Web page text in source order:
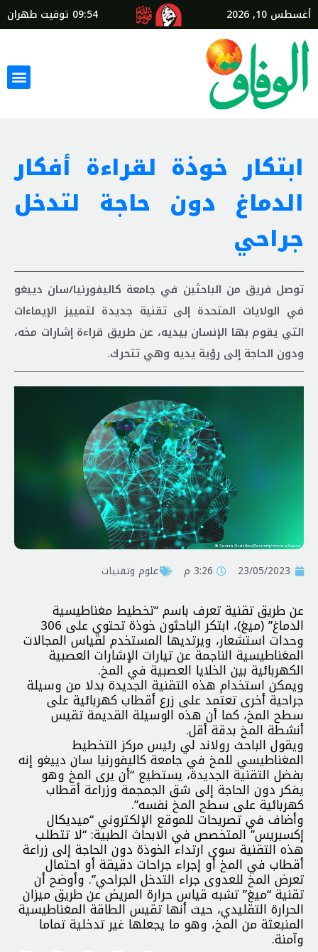
أغسطس 10, 2026 09:54 توقيت طهران
ابتكار خوذة لقراءة أفكار
الدماغ دون حاجة لتدخل
جراحي
توصل فريق من الباحثين في جامعة كاليفورنيا/سان دييغو
في الولايات المتحدة إلى تقنية جديدة لتمييز الإيماءات
التي يقوم بها الإنسان بيديه، عن طريق قراءة إشارات مخه،
ودون الحاجة إلى رؤية يديه وهي تتحرك.
23/05/2023 3:26 م علوم وتقنيات
عن طريق تقنية تعرف باسم “تخطيط مغناطيسية
الدماغ” (ميغ)، ابتكر الباحثون خوذة تحتوي على 306
وحدات استشعار، ويرتديها المستخدم لقياس المجالات
المغناطيسية الناجمة عن تيارات الإشارات العصبية
الكهربائية بين الخلايا العصبية في المخ.
ويمكن استخدام هذه التقنية الجديدة بدلا من وسيلة
جراحية أخرى تعتمد على زرع أقطاب كهربائية على
سطح المخ، كما أن هذه الوسيلة القديمة تقيس
أنشطة المخ بدقة أقل.
ويقول الباحث رولاند لي رئيس مركز التخطيط
المغناطيسي للمخ في جامعة كاليفورنيا سان دييغو إنه
بفضل التقنية الجديدة، يستطيع “أن يرى المخ وهو
يفكر دون الحاجة إلى شق الجمجمة وزراعة أقطاب
كهربائية على سطح المخ نفسه”.
وأضاف في تصريحات للموقع الإلكتروني “ميديكال
إكسبريس” المتخصص في الابحاث الطبية: “لا تتطلب
هذه التقنية سوى ارتداء الخوذة دون الحاجة إلى زراعة
أقطاب في المخ أو إجراء جراحات دقيقة أو احتمال
تعرض المخ للعدوى جراء التدخل الجراحي”. وأوضح أن
تقنية “ميغ” تشبه قياس حرارة المريض عن طريق ميزان
الحرارة التقليدي، حيث أنها تقيس الطاقة المغناطيسية
المنبعثة من المخ، وهو ما يجعلها غير تدخلية تماما
وآمنة.